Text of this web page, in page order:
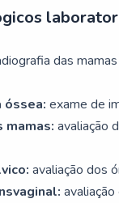
das
exame de
mamas: avaliação
avaliação dos